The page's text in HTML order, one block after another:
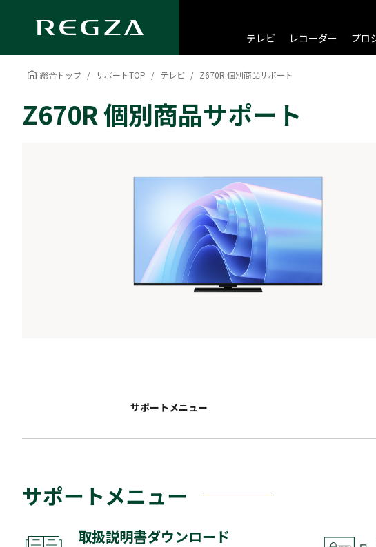
テレビ レコーダー プロ
総合トップ サポートTOP テレビ Z670R 個別商品サポート
Z670R 個別商品サポート
サポートメニュー
サポートメニュー
取扱説明書ダウンロード